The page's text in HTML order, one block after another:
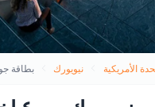
الأمريكية نيويورك بطاقة جو